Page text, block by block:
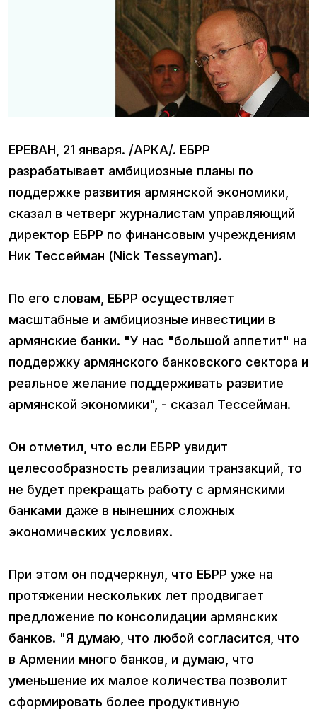
ЕРЕВАН, 21 января. /АРКА/. ЕБРР
разрабатывает амбициозные планы по
поддержке развития армянской экономики,
сказал в четверг журналистам управляющий
директор ЕБРР по финансовым учреждениям
Ник Тессейман (Nick Tesseyman).
По его словам, ЕБРР осуществляет
масштабные и амбициозные инвестиции в
армянские банки. "У нас "большой аппетит" на
поддержку армянского банковского сектора и
реальное желание поддерживать развитие
армянской экономики", - сказал Тессейман.
Он отметил, что если ЕБРР увидит
целесообразность реализации транзакций, то
не будет прекращать работу с армянскими
банками даже в нынешних сложных
экономических условиях.
При этом он подчеркнул, что ЕБРР уже на
протяжении нескольких лет продвигает
предложение по консолидации армянских
банков. "Я думаю, что любой согласится, что
в Армении много банков, и думаю, что
уменьшение их малое количества позволит
сформировать более продуктивную